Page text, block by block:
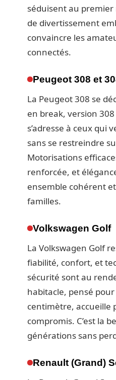
séduisent au
de divertissement
convaincre les
connectés.
Peugeot 308 et
La Peugeot 308 se
en break, version
s’adresse à ceux qui
sans se restreindre
Motorisations
renforcée, et
ensemble cohérent
familles.
Volkswagen Golf
La Volkswagen Golf
fiabilité, confort, et
sécurité sont au
habitacle, pensé
centimètre, accueille
compromis. C’est la
générations sans
Renault (Grand)